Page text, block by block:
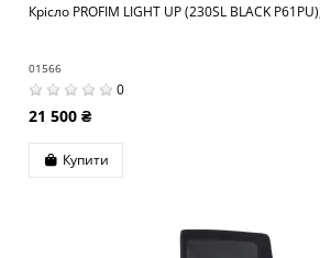
Крісло PROFIM LIGHT UP (230SL BLACK
01566
0
21 500 ₴
Купити